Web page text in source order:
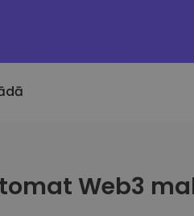
par savu
Jūsu
Web3